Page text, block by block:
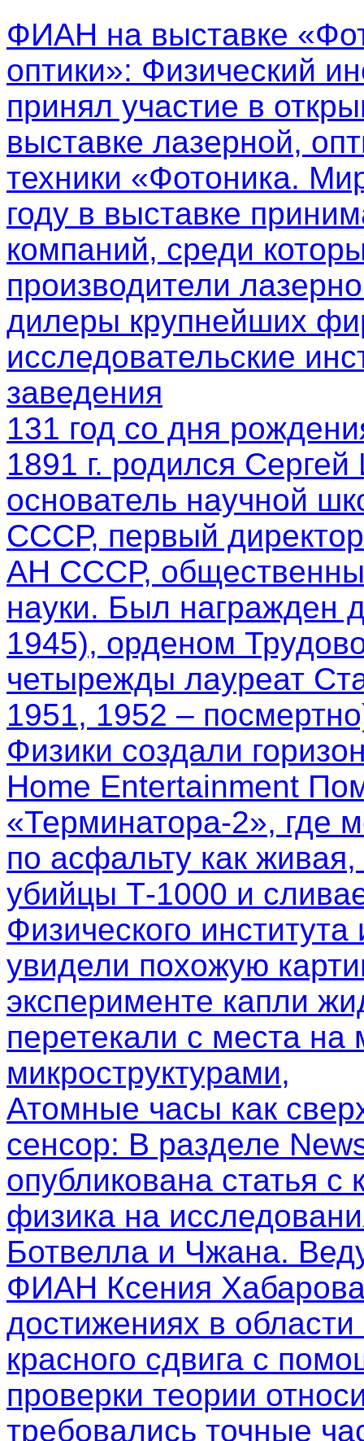
ФИАН на выставке
оптики»: Физический
принял участие в
выставке лазерной,
техники «Фотоника.
году в выставке
компаний, среди
производители
дилеры крупнейших
исследовательские
заведения
131 год со дня
1891 г. родился
основатель научной
СССР, первый
АН СССР,
науки. Был награжден
1945), орденом
четырежды лауреат
1951, 1952 –
Физики создали
Home Entertainment
«Терминатора-2», где
по асфальту как
убийцы Т-1000 и
Физического
увидели похожую
эксперименте капли
перетекали с места на
микроструктурами,
Атомные часы как
сенсор: В разделе
опубликована статья
физика на
Ботвелла и Чжана.
ФИАН Ксения
достижениях в
красного сдвига с
проверки теории
требовались точные